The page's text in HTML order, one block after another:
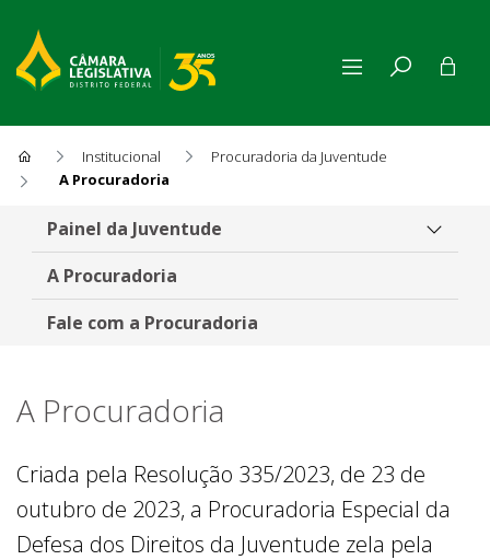
Institucional
Procuradoria da Juventude
A Procuradoria
A Procuradoria
Painel da Juventude
A Procuradoria
Fale com a Procuradoria
A Procuradoria
Criada pela Resolução 335/2023, de 23 de
outubro de 2023, a Procuradoria Especial da
Defesa dos Direitos da Juventude zela pela